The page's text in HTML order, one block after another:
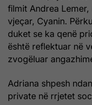
filmit Andrea
vjeçar, Cyanin.
duket se ka qenë
është reflektuar në
zvogëluar
Adriana shpesh
private në rrjetet